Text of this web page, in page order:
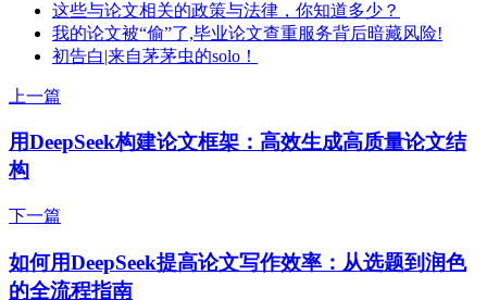
这些与论文相关的政策与法律，你知道多少？
我的论文被“偷”了,毕业论文查重服务背后暗藏风险!
初告白|来自茅茅虫的solo！
上一篇
用DeepSeek构建论文框架：高效生成高质量论文结
构
下一篇
如何用DeepSeek提高论文写作效率：从选题到润色
的全流程指南